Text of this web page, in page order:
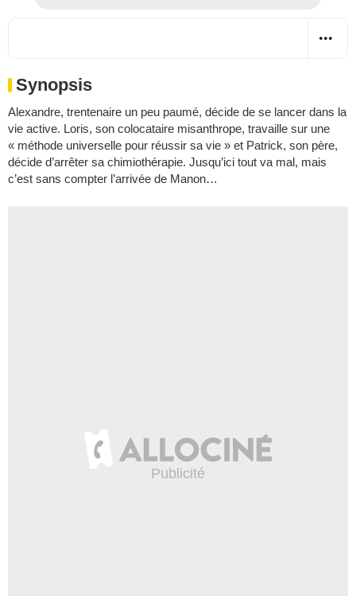
Synopsis
Alexandre, trentenaire un peu paumé, décide de se lancer dans la
vie active. Loris, son colocataire misanthrope, travaille sur une
« méthode universelle pour réussir sa vie » et Patrick, son père,
décide d’arrêter sa chimiothérapie. Jusqu’ici tout va mal, mais
c’est sans compter l’arrivée de Manon…